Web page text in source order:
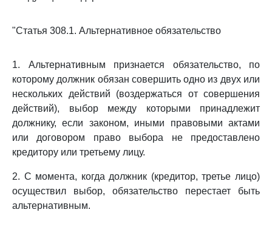
"Статья 308.1. Альтернативное обязательство
1. Альтернативным признается обязательство, по
которому должник обязан совершить одно из двух или
нескольких действий (воздержаться от совершения
действий), выбор между которыми принадлежит
должнику, если законом, иными правовыми актами
или договором право выбора не предоставлено
кредитору или третьему лицу.
2. С момента, когда должник (кредитор, третье лицо)
осуществил выбор, обязательство перестает быть
альтернативным.